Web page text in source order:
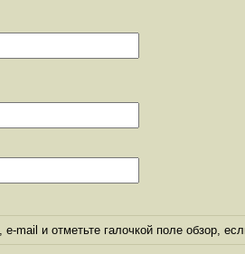
mail и отметьте галочкой поле обзор,